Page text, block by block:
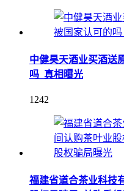
中健昊天酒业买酒送
吗_真相曝光
1242
福建省道合茶业科技